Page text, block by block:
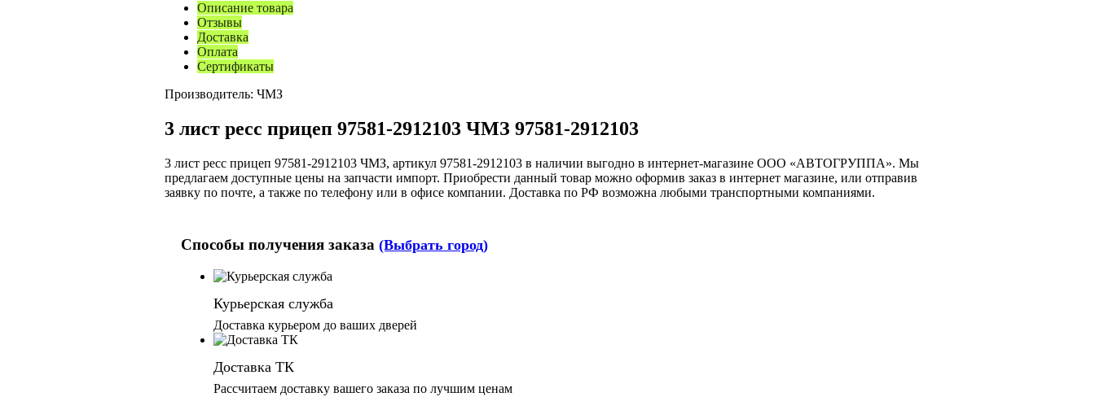
Описание товара
Отзывы
Доставка
Оплата
Сертификаты
Производитель: ЧМЗ
3 лист ресс прицеп 97581-2912103 ЧМЗ 97581-2912103
3 лист ресс прицеп 97581-2912103 ЧМЗ, артикул 97581-2912103 в наличии выгодно в интернет-магазине ООО «АВТОГРУППА». Мы
предлагаем доступные цены на запчасти импорт. Приобрести данный товар можно оформив заказ в интернет магазине, или отправив
заявку по почте, а также по телефону или в офисе компании. Доставка по РФ возможна любыми транспортными компаниями.
Способы получения заказа (Выбрать город)
Курьерская служба
Доставка курьером до ваших дверей
Доставка ТК
Рассчитаем доставку вашего заказа по лучшим ценам